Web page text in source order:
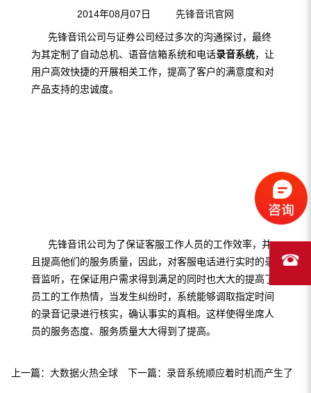
2014年08月07日 先锋音讯官网
先锋音讯公司与证券公司经过多次的沟通探讨，最终
为其定制了自动总机、语音信箱系统和电话录音系统，让
用户高效快捷的开展相关工作，提高了客户的满意度和对
产品支持的忠诚度。
先锋音讯公司为了保证客服工作人员的工作效率，并
且提高他们的服务质量，因此，对客服电话进行实时的录
音监听，在保证用户需求得到满足的同时也大大的提高了
员工的工作热情，当发生纠纷时，系统能够调取指定时间
的录音记录进行核实，确认事实的真相。这样使得坐席人
员的服务态度、服务质量大大得到了提高。
上一篇： 大数据火热全球 下一篇： 录音系统顺应着时机而产生了